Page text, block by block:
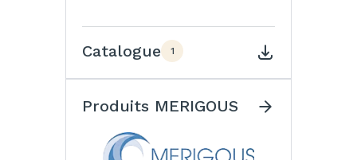
Catalogue 1
Produits MERIGOUS